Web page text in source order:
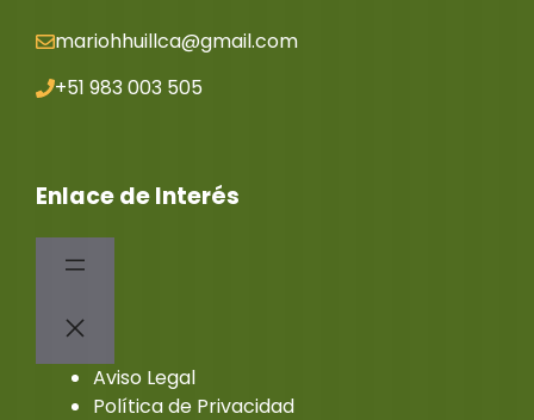
mariohhuillca@gmail.com
+51 983 003 505
Enlace de Interés
Aviso Legal
Política de Privacidad